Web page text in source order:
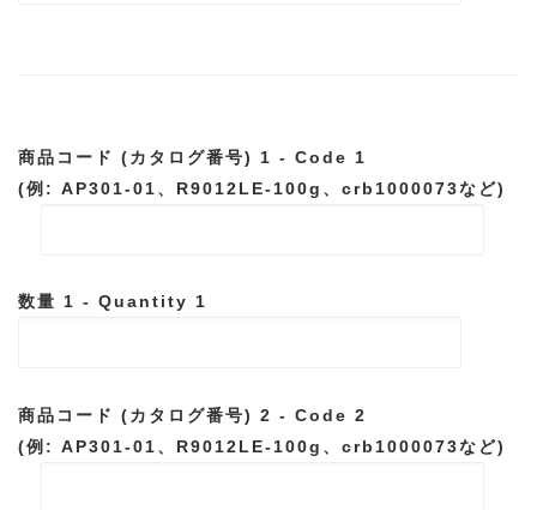
商品コード (カタログ番号) 1 - Code 1
(例: AP301-01、R9012LE-100g、crb1000073など)
数量 1 - Quantity 1
商品コード (カタログ番号) 2 - Code 2
(例: AP301-01、R9012LE-100g、crb1000073など)